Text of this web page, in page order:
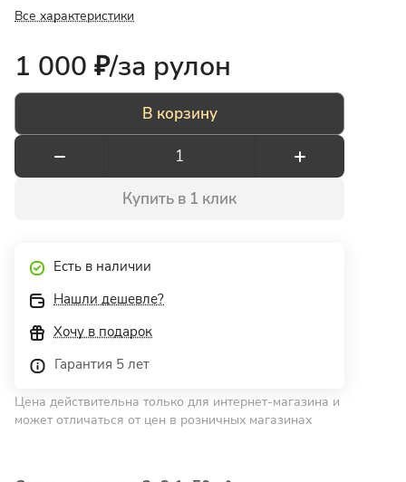
Все характеристики
1 000 ₽/за рулон
В корзину
Купить в 1 клик
Есть в наличии
Нашли дешевле?
Хочу в подарок
Гарантия 5 лет
Цена действительна только для интернет-магазина и
может отличаться от цен в розничных магазинах